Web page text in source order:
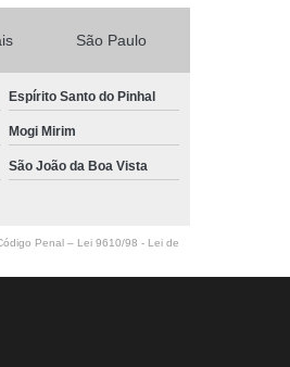
São Paulo
Espírito Santo do Pinhal
Mogi Mirim
São João da Boa Vista
Penal – Lei 9610/98 - Lei de